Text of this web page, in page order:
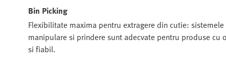
Bin Picking
Flexibilitate maxima pentru extragere din cutie:
manipulare si prindere sunt adecvate pentru produse cu
si fiabil.